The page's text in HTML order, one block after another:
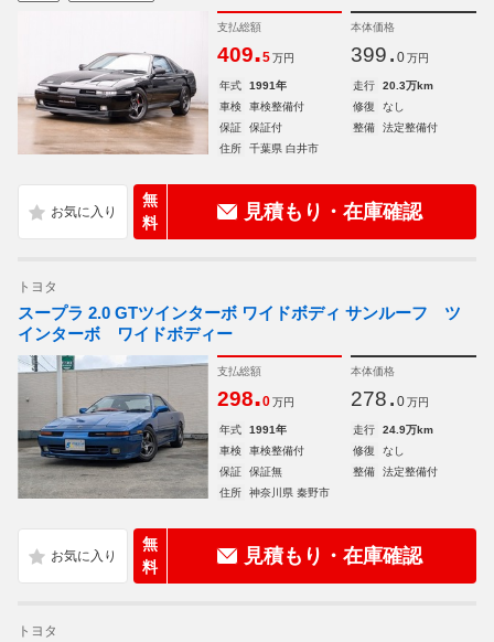
支払総額
409.5 万円
本体価格
399. 0 万円
年式 1991年 走行
20.3万km
車検
車検整備付 修復
なし
保証
保証付 整備
法定整備付
住所
千葉県 白井市
無
料
見積もり・在庫確認
トヨタ
スープラ 2.0 GTツインターボ ワイドボディ サンルーフ ツ
インターボ ワイドボディー
支払総額
298.0 万円
本体価格
278. 0 万円
年式 1991年 走行
24.9万km
車検
車検整備付 修復
なし
保証
保証無 整備
法定整備付
住所
神奈川県 秦野市
無
料
見積もり・在庫確認
トヨタ